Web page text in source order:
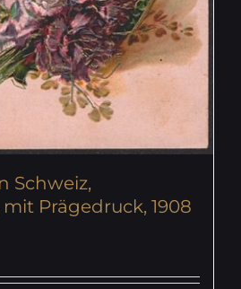
Schweiz,
Prägedruck, 1908